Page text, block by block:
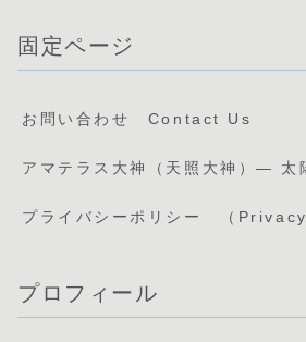
固定ページ
お問い合わせ Contact Us
アマテラス大神（天照大神）— 太
プライバシーポリシー （
プロフィール